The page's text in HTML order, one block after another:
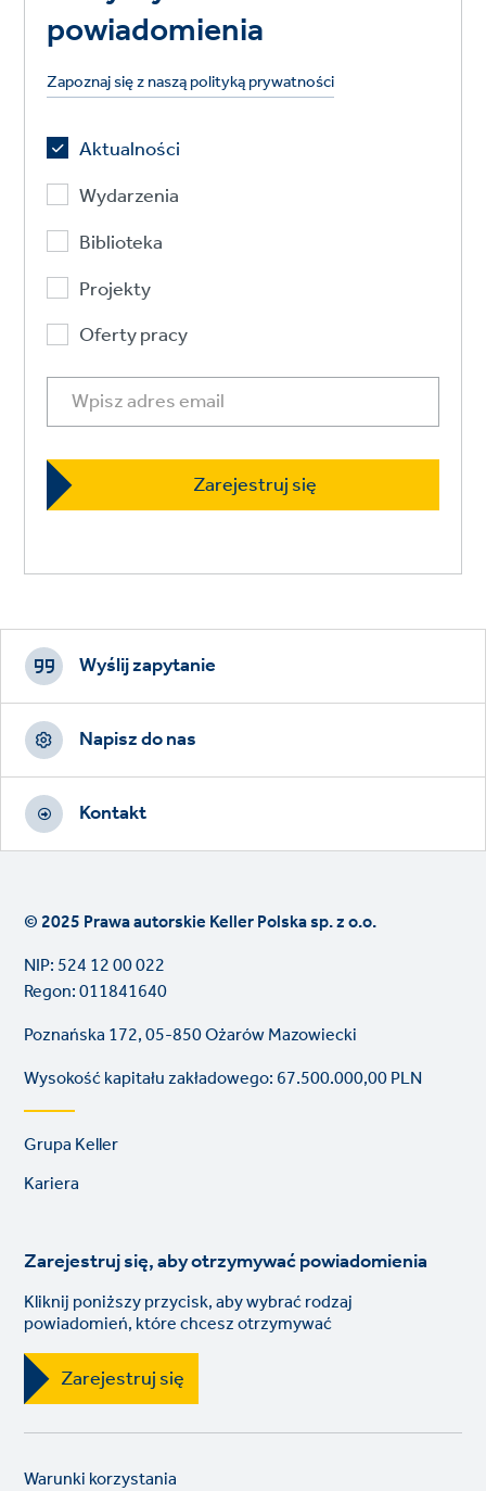
powiadomienia
Zapoznaj się z naszą polityką prywatności
Aktualności
Wydarzenia
Biblioteka
Projekty
Oferty pracy
Footer
CTAs
Wyślij zapytanie
Napisz do nas
Kontakt
© 2025 Prawa autorskie Keller Polska sp. z o.o.
NIP: 524 12 00 022
Regon: 011841640
Poznańska 172, 05-850 Ożarów Mazowiecki
Wysokość kapitału zakładowego: 67.500.000,00 PLN
Footer
links
Grupa Keller
Kariera
Zarejestruj się, aby otrzymywać powiadomienia
Kliknij poniższy przycisk, aby wybrać rodzaj
powiadomień, które chcesz otrzymywać
Zarejestruj się
Legal
Warunki korzystania